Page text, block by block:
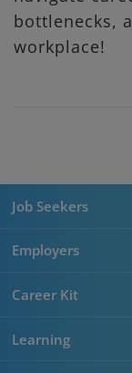
bottlenecks,
workplace!
Job Seekers
Employers
Career Kit
Learning